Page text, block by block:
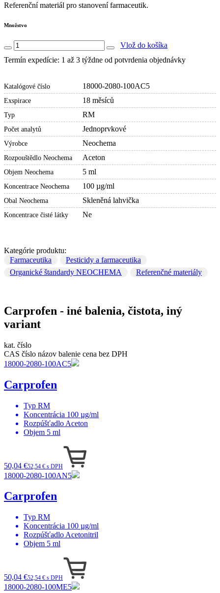
Referenční materiál pro stanovení farmaceutik.
Množstvo
Vlož do košíka
Termín expedície: 1 až 3 týždne od potvrdenia objednávky
Katalógové číslo 18000-2080-100AC5
Exspirace 18 měsíců
Typ RM
Počet analytů Jednoprvkové
Výrobce Neochema
Rozpouštědlo Neochema Aceton
Objem Neochema 5 ml
Koncentrace Neochema 100 µg/ml
Obal Neochema Skleněná lahvička
Koncentrace čisté látky Ne
Kategórie produktu:
Farmaceutika
Pesticidy a farmaceutika
Organické štandardy NEOCHEMA
Referenčné materiály
Carprofen - iné balenia, čistota, iný
variant
kat. číslo
CAS číslo názov balenie cena bez DPH
18000-2080-100AC5
Carprofen
Typ RM
Koncentrácia 100 µg/ml
Rozpúšťadlo Aceton
Objem 5 ml
50,04 €52,54 € s DPH
18000-2080-100AN5
Carprofen
Typ RM
Koncentrácia 100 µg/ml
Rozpúšťadlo Acetonitril
Objem 5 ml
50,04 €52,54 € s DPH
18000-2080-100ME5